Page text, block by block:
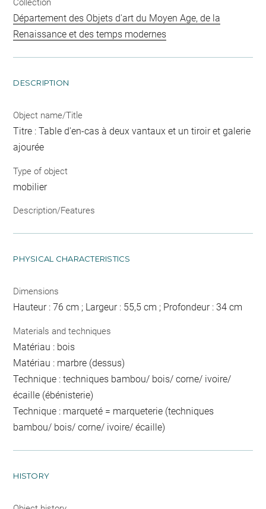
Collection
Département des Objets d'art du Moyen Age, de la
Renaissance et des temps modernes
DESCRIPTION
Object name/Title
Titre : Table d'en-cas à deux vantaux et un tiroir et galerie
ajourée
Type of object
mobilier
Description/Features
PHYSICAL CHARACTERISTICS
Dimensions
Hauteur : 76 cm ; Largeur : 55,5 cm ; Profondeur : 34 cm
Materials and techniques
Matériau : bois
Matériau : marbre (dessus)
Technique : techniques bambou/ bois/ corne/ ivoire/
écaille (ébénisterie)
Technique : marqueté = marqueterie (techniques
bambou/ bois/ corne/ ivoire/ écaille)
HISTORY